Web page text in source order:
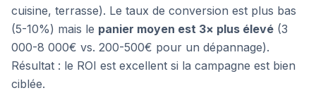
cuisine, terrasse). Le taux de conversion est plus bas
(5-10%) mais le panier moyen est 3× plus élevé (3
000-8 000€ vs. 200-500€ pour un dépannage).
Résultat : le ROI est excellent si la campagne est bien
ciblée.